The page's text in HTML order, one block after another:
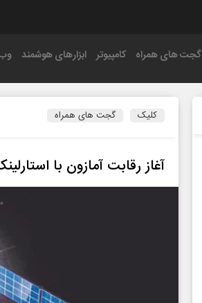
گجت های همراه کامپیوتر ابزارهای هوشمند
کلیک گجت های همراه
آغاز رقابت آمازون با